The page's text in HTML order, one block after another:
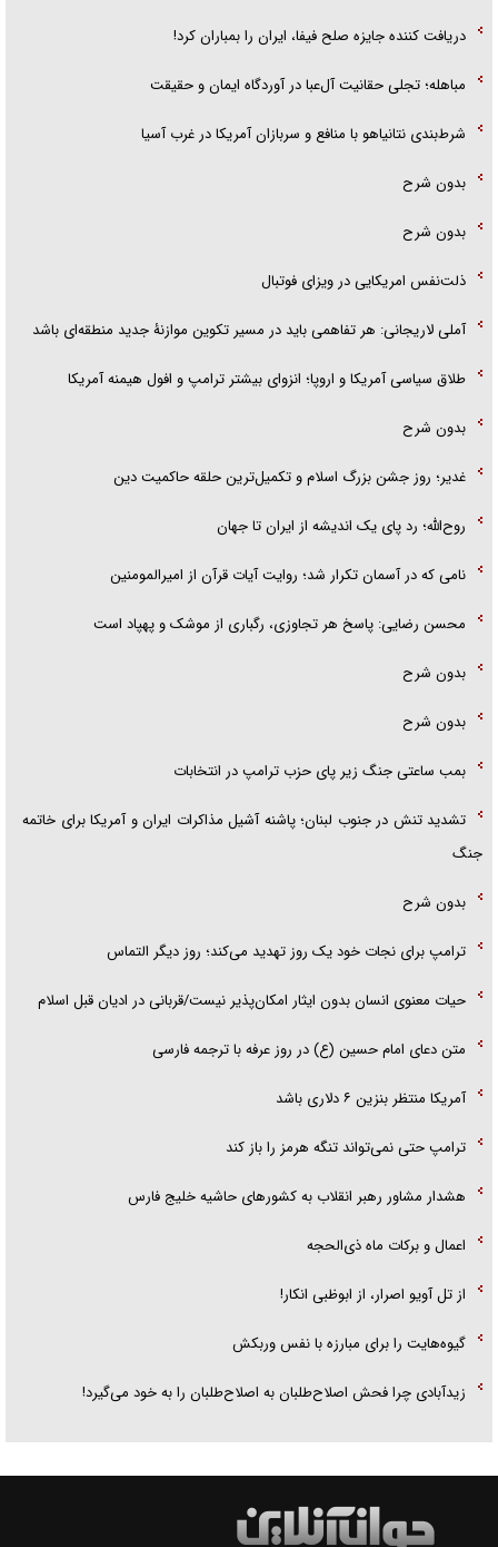
دریافت کننده جایزه صلح فیفا، ایران را بمباران کرد!
مباهله؛ تجلی حقانیت آل‌عبا در آوردگاه ایمان و حقیقت
شرط‌بندی نتانیاهو با منافع و سربازان آمریکا در غرب آسیا
بدون شرح
بدون شرح
ذلت‌نفس امریکایی در ویزای فوتبال
آملی لاریجانی: هر تفاهمی باید در مسیر تکوین موازنۀ جدید منطقه‌ای باشد
طلاق سیاسی آمریکا و اروپا؛ انزوای بیشتر ترامپ و افول هیمنه آمریکا
بدون شرح
غدیر؛ روز جشن بزرگ اسلام و تکمیل‌ترین حلقه حاکمیت دین
روح‌الله؛ رد پای یک اندیشه از ایران تا جهان
نامی که در آسمان تکرار شد؛ روایت آیات قرآن از امیرالمومنین
محسن رضایی: پاسخ هر تجاوزی، رگباری از موشک و پهپاد است
بدون شرح
بدون شرح
بمب ساعتی جنگ زیر پای حزب ترام‍پ در انتخابات
تشدید تنش در جنوب لبنان؛ پاشنه آشیل مذاکرات ایران و آمریکا برای خاتمه
جنگ
بدون شرح
ترامپ برای نجات خود یک روز تهدید می‌کند؛ روز دیگر التماس
حیات معنوی انسان بدون ایثار امکان‌پذیر نیست/قربانی در ادیان قبل اسلام
متن دعای امام حسین (ع) در روز عرفه با ترجمه فارسی
آمریکا منتظر بنزین ۶ دلاری باشد
ترامپ حتی نمی‌تواند تنگه هرمز را باز کند
هشدار مشاور رهبر انقلاب به کشور‌های حاشیه خلیج فارس
اعمال و برکات ماه ذی‌الحجه
از تل آویو اصرار، از ابوظبی انکار!
گیوه‌هایت را برای مبارزه با نفس وربکش
زیدآبادی چرا فحش اصلاح‌طلبان به اصلاح‌طلبان را به خود می‌گیرد!